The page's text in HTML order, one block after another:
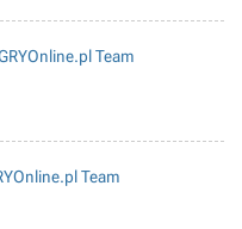
Team
Team